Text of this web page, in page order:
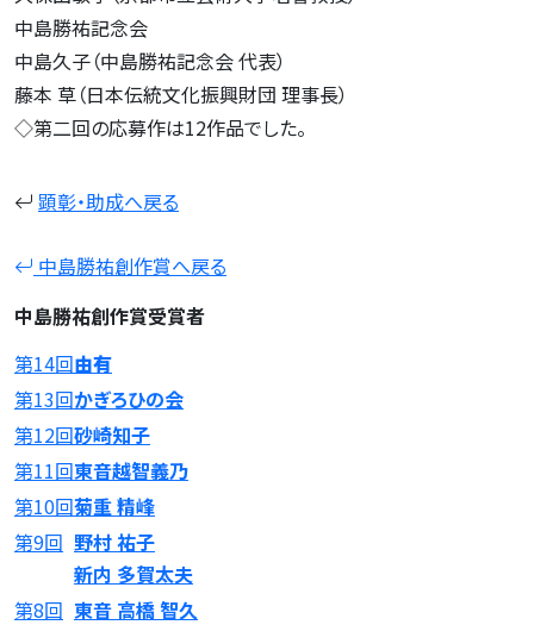
中島勝祐記念会
中島久子（中島勝祐記念会 代表）
藤本 草（日本伝統文化振興財団 理事長）
◇第二回の応募作は12作品でした。
顕彰・助成へ戻る
中島勝祐創作賞へ戻る
中島勝祐創作賞受賞者
第14回由有
第13回かぎろひの会
第12回砂崎知子
第11回東音越智義乃
第10回菊重 精峰
第9回 野村 祐子
新内 多賀太夫
第8回 東音 高橋 智久